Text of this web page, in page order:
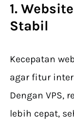
1.
Stabil
Kecepatan
agar fitur
Dengan VPS,
lebih cepat,